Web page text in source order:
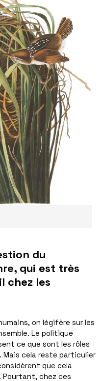
du
qui est très
chez les
on légifère sur les
Le politique
ce que sont les rôles
cela reste particulier
que cela
Pourtant, chez ces